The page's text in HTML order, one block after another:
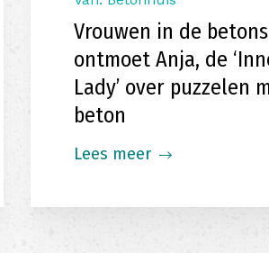
Vrouwen in de
ontmoet Anja, de
Lady’ over puzzelen
beton
Lees meer